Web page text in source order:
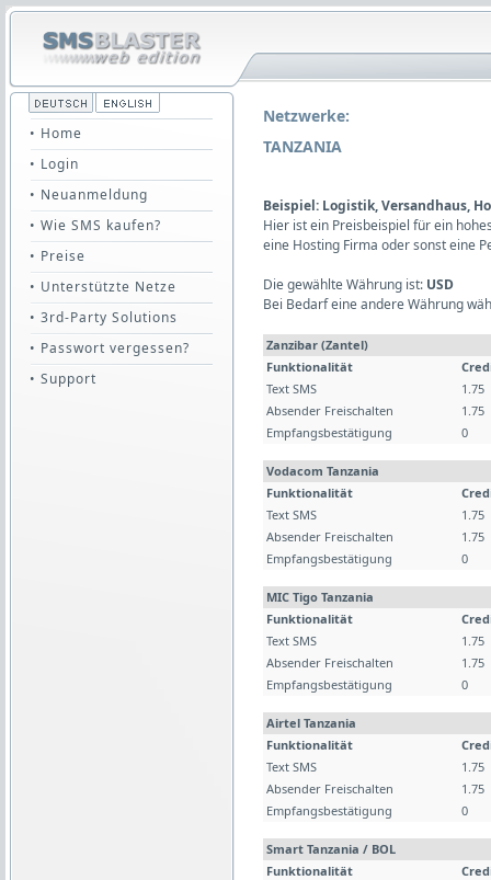
• Home
• Login
• Neuanmeldung
• Wie SMS kaufen?
• Preise
• Unterstützte Netze
• 3rd-Party Solutions
• Passwort vergessen?
• Support
Netzwerke:
TANZANIA
Beispiel: Logistik, Versandhaus,
Hier ist ein Preisbeispiel für ein
eine Hosting Firma oder sonst eine
Die gewählte Währung ist: USD
Bei Bedarf eine andere Währung
Zanzibar (Zantel)
Funktionalität
Text SMS
1.75
Absender Freischalten
1.75
Empfangsbestätigung
0
Vodacom Tanzania
Funktionalität
Text SMS
1.75
Absender Freischalten
1.75
Empfangsbestätigung
0
MIC Tigo Tanzania
Funktionalität
Text SMS
1.75
Absender Freischalten
1.75
Empfangsbestätigung
0
Airtel Tanzania
Funktionalität
Text SMS
1.75
Absender Freischalten
1.75
Empfangsbestätigung
0
Smart Tanzania / BOL
Funktionalität